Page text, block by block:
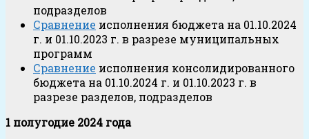
подразделов
Сравнение исполнения бюджета на 01.10.2024
г. и 01.10.2023 г. в разрезе муниципальных
программ
Сравнение исполнения консолидированного
бюджета на 01.10.2024 г. и 01.10.2023 г. в
разрезе разделов, подразделов
1 полугодие 2024 года